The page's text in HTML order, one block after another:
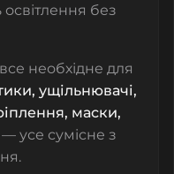
освітлення без
необхідне для
ущільнювачі,
маски,
— усе сумісне з